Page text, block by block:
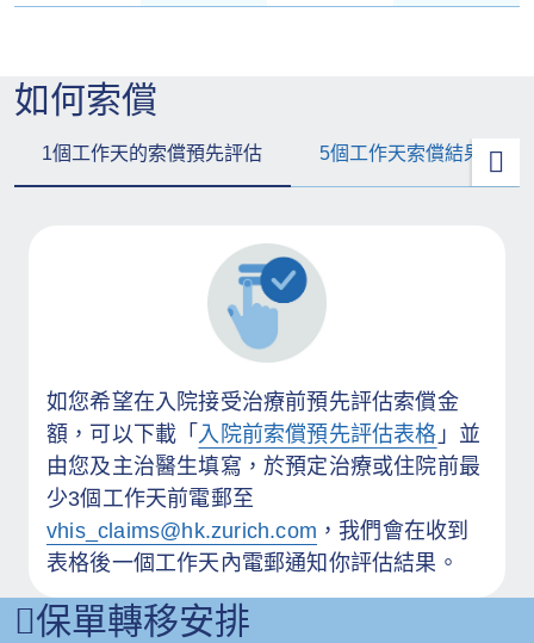
如何索償
1個工作天的索償預先評估 5個工作天索償結果通知
如您希望在入院接受治療前預先評估索償金
額，可以下載「 入院前索償預先評估表格 」並
由您及主治醫生填寫，於預定治療或住院前最
少3個工作天前電郵至
vhis_claims@hk.zurich.com ，我們會在收到
表格後一個工作天內電郵通知你評估結果。
保單轉移安排